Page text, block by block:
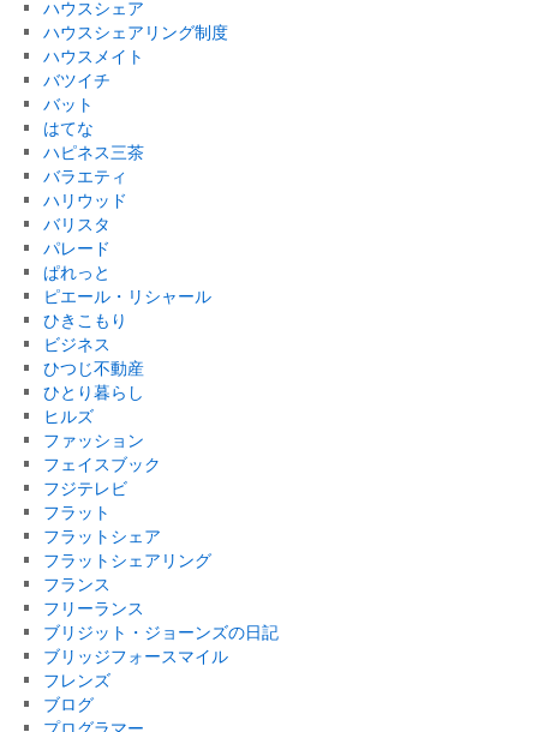
ハウスシェア
ハウスシェアリング制度
ハウスメイト
バツイチ
バット
はてな
ハピネス三茶
バラエティ
ハリウッド
バリスタ
パレード
ぱれっと
ピエール・リシャール
ひきこもり
ビジネス
ひつじ不動産
ひとり暮らし
ヒルズ
ファッション
フェイスブック
フジテレビ
フラット
フラットシェア
フラットシェアリング
フランス
フリーランス
ブリジット・ジョーンズの日記
ブリッジフォースマイル
フレンズ
ブログ